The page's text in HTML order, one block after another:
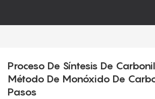
Proceso De Síntesis De
Método De Monóxido De
Pasos